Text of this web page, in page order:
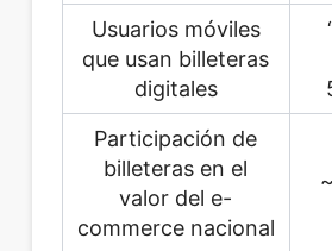
Usuarios móviles
que usan billeteras
digitales
Participación de
billeteras en el
valor del e-
commerce nacional